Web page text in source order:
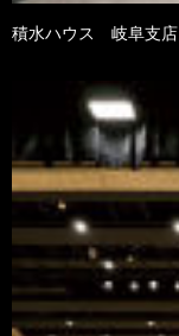
積水ハウス 岐阜支店